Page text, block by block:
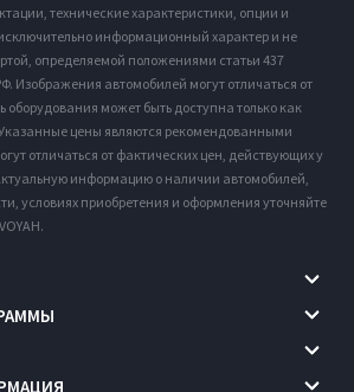
технические характеристики, опции и
информационный характер и не
определяемой положениями статьи 437
Изображения автомобилей могут отличаться от
оборудования может быть доступна только как
цены являются рекомендованными
отличаться от фактических цен, действующих у
информацию о наличии автомобилей,
условиях приобретения и оформления уточняйте